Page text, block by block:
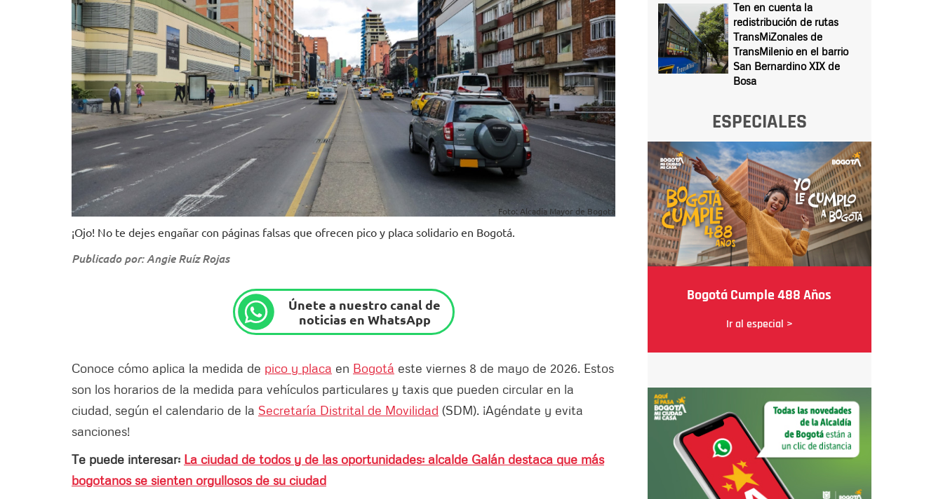
Foto: Alcadía Mayor de Bogotá
¡Ojo! No te dejes engañar con páginas falsas que ofrecen pico y placa solidario en Bogotá.
Publicado por: Angie Ruíz Rojas
Únete a nuestro canal de
noticias en WhatsApp
Conoce cómo aplica la medida de pico y placa en Bogotá este viernes 8 de mayo de 2026. Estos
son los horarios de la medida para vehículos particulares y taxis que pueden circular en la
ciudad, según el calendario de la Secretaría Distrital de Movilidad (SDM). ¡Agéndate y evita
sanciones!
Te puede interesar: La ciudad de todos y de las oportunidades: alcalde Galán destaca que más
bogotanos se sienten orgullosos de su ciudad
Ten en cuenta la
redistribución de rutas
TransMiZonales de
TransMilenio en el barrio
San Bernardino XIX de
Bosa
ESPECIALES
Bogotá Cumple 488 Años
Ir al especial >